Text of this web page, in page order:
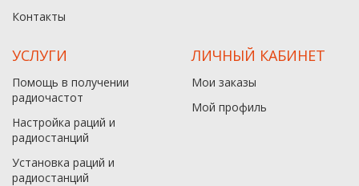
Контакты
УСЛУГИ
Помощь в получении
радиочастот
Настройка раций и
радиостанций
Установка раций и
радиостанций
ЛИЧНЫЙ КАБИНЕТ
Мои заказы
Мой профиль